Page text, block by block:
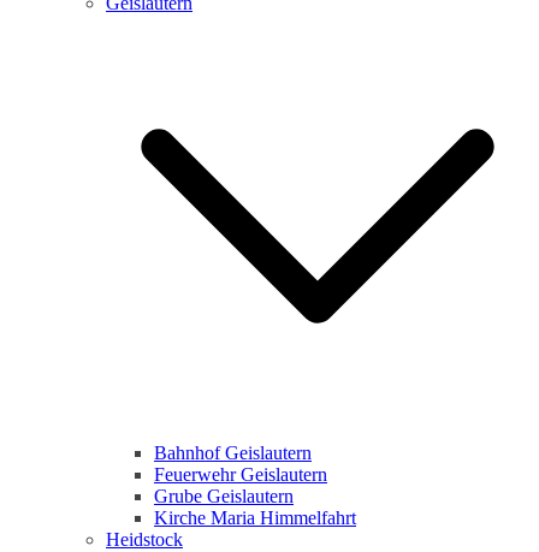
Bahnhof Geislautern
Feuerwehr Geislautern
Grube Geislautern
Kirche Maria Himmelfahrt
Heidstock